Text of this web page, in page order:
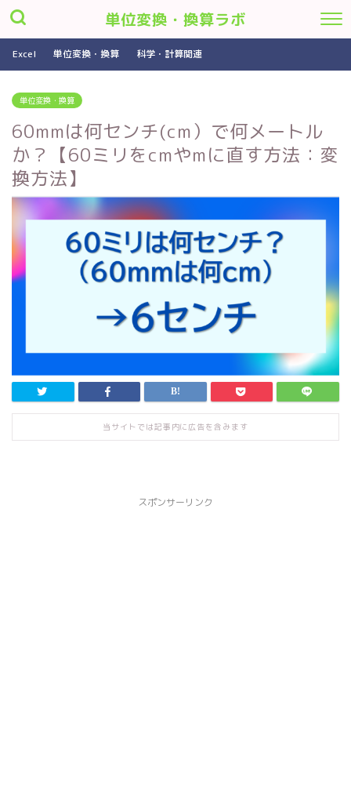
単位変換・換算ラボ
Excel 単位変換・換算 科学・計算関連
単位変換・換算
60mmは何センチ(cm）で何メートル
か？【60ミリをcmやmに直す方法：変
換方法】
当サイトでは記事内に広告を含みます
スポンサーリンク